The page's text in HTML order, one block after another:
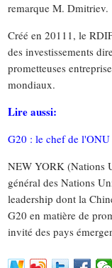
remarque M. Dmitriev.
Créé en 20111, le
des investissements
prometteuses
mondiaux.
Lire aussi:
G20 : le chef de
NEW YORK (Nations
général des Nations
leadership dont la
G20 en matière de
invité des pays